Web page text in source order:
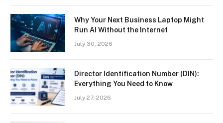
Why Your Next Business Laptop Might
Run AI Without the Internet
July 30, 2026
Director Identification Number (DIN):
Everything You Need to Know
July 27, 2026